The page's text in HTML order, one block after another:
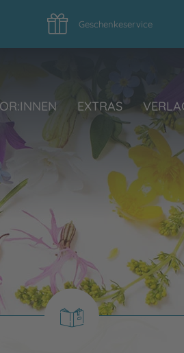
Geschenkeservice
EXTRAS